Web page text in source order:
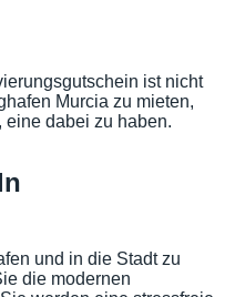
ist nicht
Murcia zu mieten,
eine dabei zu haben.
und in die Stadt zu
die modernen